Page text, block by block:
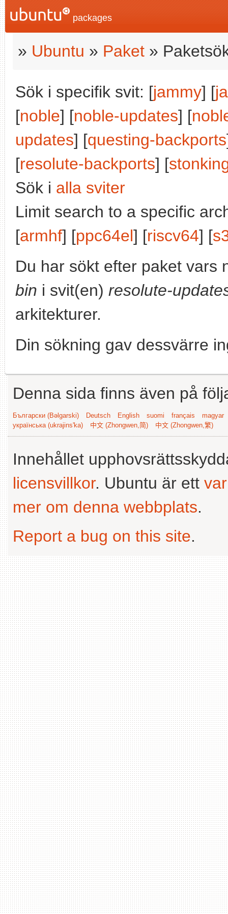
packages
» Ubuntu » Paket »
Sök i specifik svit: [jammy] [
[noble] [noble-updates] [
updates] [questing-backports
[resolute-backports] [
Sök i alla sviter
Limit search to a specific
[armhf] [ppc64el] [riscv64] [
Du har sökt efter paket vars
bin i svit(en) resolute-
arkitekturer.
Din sökning gav dessvärre
Denna sida finns även på
Български (Bəlgarski) Deutsch English suomi français
magyar
українська (ukrajins'ka)
中文 (Zhongwen,简) 中文 (Zhongwen,繁)
Innehållet
licensvillkor. Ubuntu är ett
mer om denna webbplats.
Report a bug on this site.